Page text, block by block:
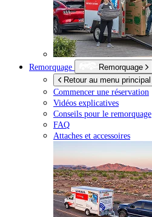
Remorquage
Remorquage
Retour au menu principal
Commencer une réservation
Vidéos explicatives
Conseils pour le remorquage
FAQ
Attaches et accessoires